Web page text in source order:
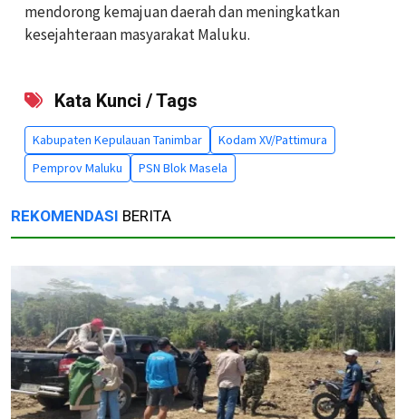
mendorong kemajuan daerah dan meningkatkan
kesejahteraan masyarakat Maluku.
Kata Kunci / Tags
Kabupaten Kepulauan Tanimbar
Kodam XV/Pattimura
Pemprov Maluku
PSN Blok Masela
REKOMENDASI BERITA